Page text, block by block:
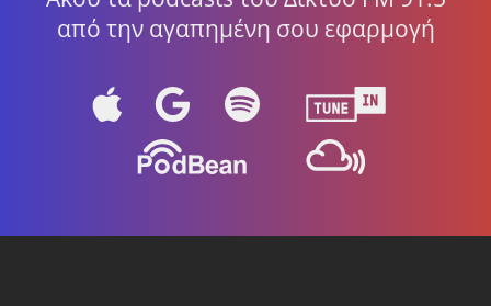
από την αγαπημένη σου εφαρμογή